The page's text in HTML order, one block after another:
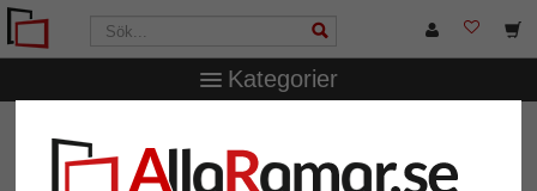
Kategorier
Väggspegel Engsle